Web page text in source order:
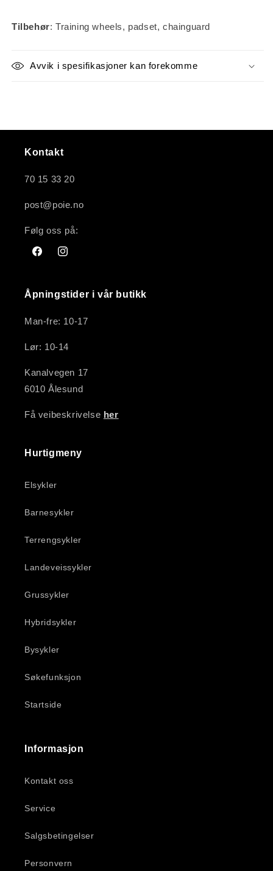
Tilbehør: Training wheels, padset, chainguard
Avvik i spesifikasjoner kan forekomme
Kontakt
70 15 33 20
post@poie.no
Følg oss på:
FacebookInstagram
Åpningstider i vår butikk
Man-fre: 10-17
Lør: 10-14
Kanalvegen 17
6010 Ålesund
Få veibeskrivelse her
Hurtigmeny
Elsykler
Barnesykler
Terrengsykler
Landeveissykler
Grussykler
Hybridsykler
Bysykler
Søkefunksjon
Startside
Informasjon
Kontakt oss
Service
Salgsbetingelser
Personvern